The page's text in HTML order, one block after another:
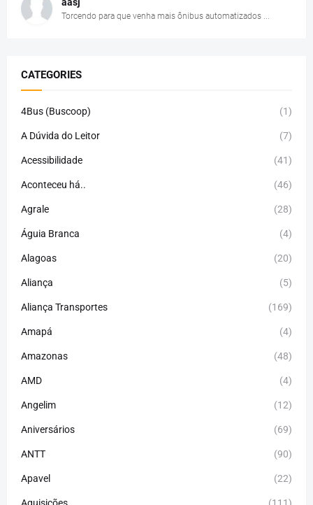
Torcendo para que venha mais ônibus automatizados ...
CATEGORIES
4Bus (Buscoop) (1)
A Dúvida do Leitor (7)
Acessibilidade (41)
Aconteceu há.. (46)
Agrale (28)
Águia Branca (4)
Alagoas (20)
Aliança (5)
Aliança Transportes (169)
Amapá (4)
Amazonas (48)
AMD (4)
Angelim (12)
Aniversários (69)
ANTT (90)
Apavel (22)